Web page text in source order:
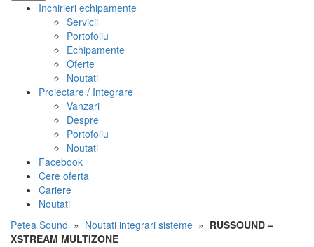
Inchirieri echipamente
Servicii
Portofoliu
Echipamente
Oferte
Noutati
Proiectare / Integrare
Vanzari
Despre
Portofoliu
Noutati
Facebook
Cere oferta
Cariere
Noutati
Petea Sound » Noutati integrari sisteme » RUSSOUND –
XSTREAM MULTIZONE